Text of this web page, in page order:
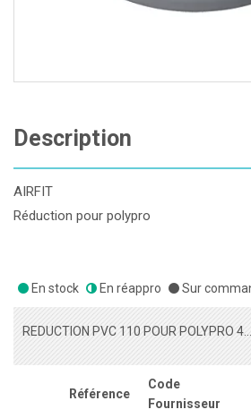
Description
AIRFIT
Réduction pour polypro
En stock En réappro Sur
REDUCTION PVC 110 POUR POLYPRO 40X40
Référence
Code
Fournisseur